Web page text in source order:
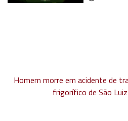
Homem morre em acidente de
frigorífico de São